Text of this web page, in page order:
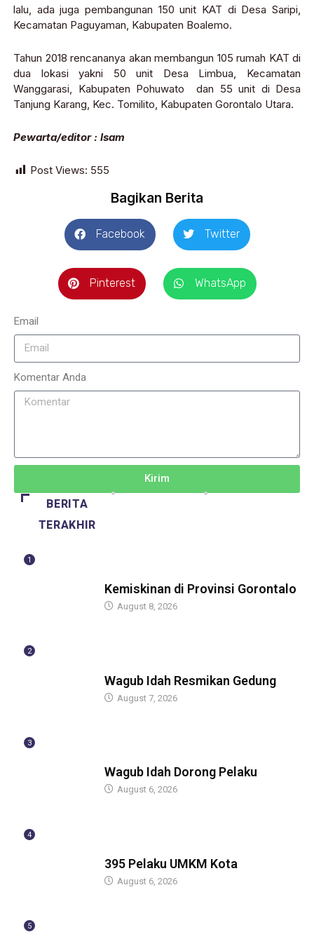
lalu, ada juga pembangunan 150 unit KAT di Desa Saripi,
Kecamatan Paguyaman, Kabupaten Boalemo.
Tahun 2018 rencananya akan membangun 105 rumah KAT di
dua lokasi yakni 50 unit Desa Limbua, Kecamatan
Wanggarasi, Kabupaten Pohuwato dan 55 unit di Desa
Tanjung Karang, Kec. Tomilito, Kabupaten Gorontalo Utara.
Pewarta/editor : Isam
Post Views: 555
Bagikan Berita
Facebook Twitter
Pinterest WhatsApp
Email
Komentar Anda
Kirim
BERITA
TERAKHIR
1
Kemiskinan di Provinsi Gorontalo
August 8, 2026
2
Wagub Idah Resmikan Gedung
August 7, 2026
3
Wagub Idah Dorong Pelaku
August 6, 2026
4
395 Pelaku UMKM Kota
August 6, 2026
5